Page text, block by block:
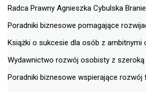
Radca Prawny Agnieszka Cybulska
Poradniki biznesowe pomagające
Książki o sukcesie dla osób z ambitnymi
Wydawnictwo rozwój osobisty z
Poradniki biznesowe wspierające rozwój